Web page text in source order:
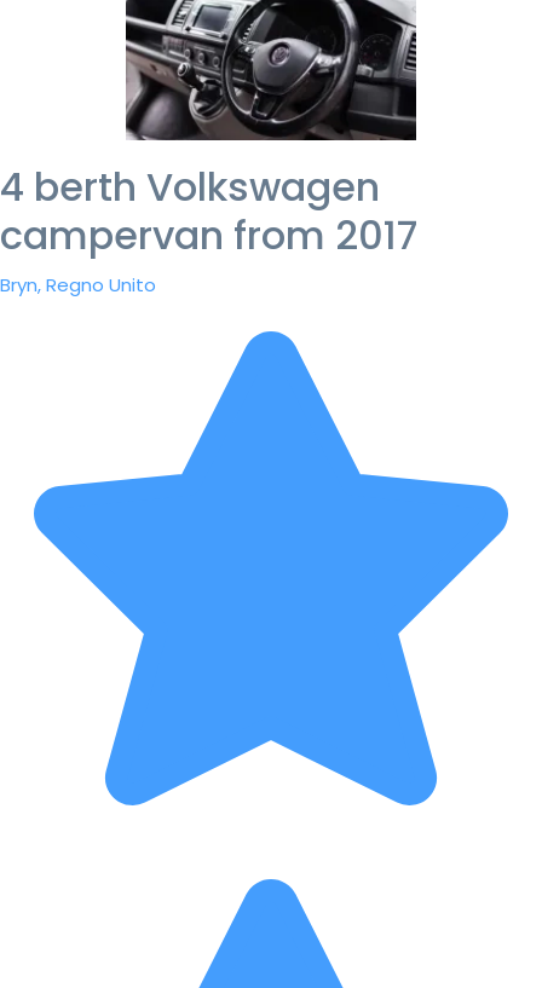
4 berth Volkswagen
campervan from 2017
Bryn, Regno Unito